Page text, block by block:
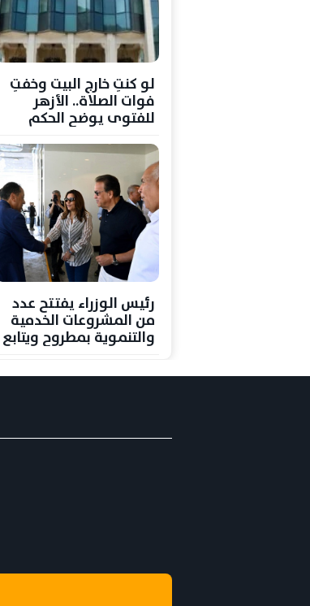
لو كنتِ خارج البيت وخفتِ
فوات الصلاة.. الأزهر
للفتوى يوضح الحكم
رئيس الوزراء يفتتح عدد
من المشروعات الخدمية
والتنموية بمطروح ويتابع